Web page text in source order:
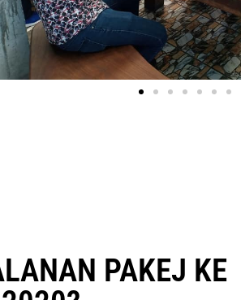
PAKEJ KE